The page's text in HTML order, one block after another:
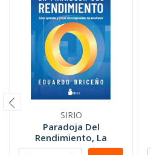
SIRIO
Paradoja Del
Rendimiento, La